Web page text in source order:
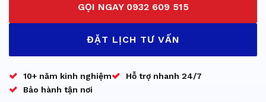
GỌI NGAY 0932 609 515
ĐẶT LỊCH TƯ VẤN
10+ năm kinh nghiệm
Hỗ trợ nhanh 24/7
Bảo hành tận nơi